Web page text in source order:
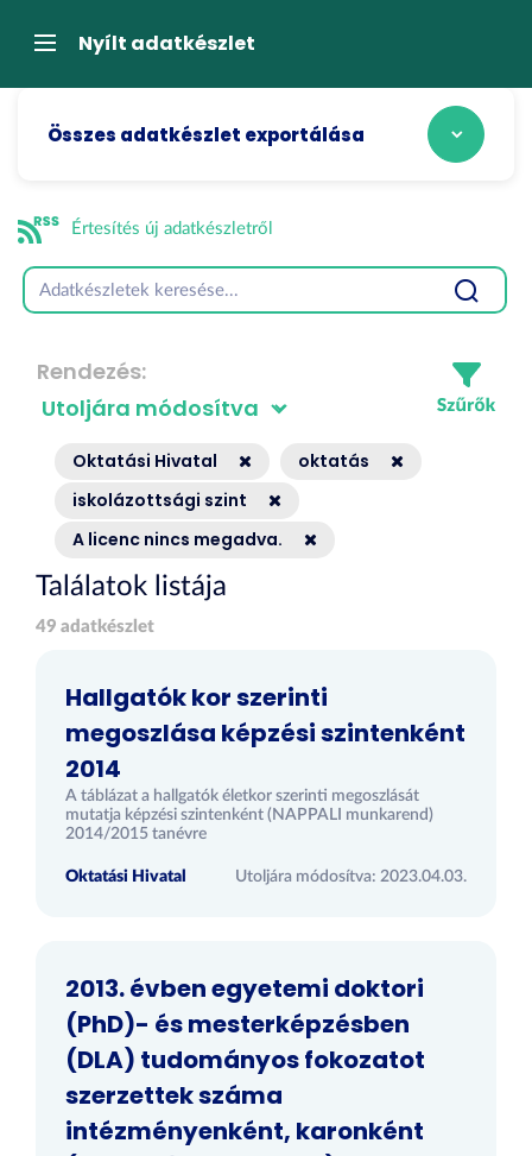
átugrásaNavigációNyílt adatkészlet
Összes adatkészlet exportálása
Értesítés új adatkészletről
Rendezés
Oktatási Hivatal
oktatás
iskolázottsági szint
A licenc nincs megadva.
Találatok listája
49 adatkészlet
Hallgatók kor szerinti
megoszlása képzési szintenként
2014
A táblázat a hallgatók életkor szerinti megoszlását
mutatja képzési szintenként (NAPPALI munkarend)
2014/2015 tanévre
Oktatási Hivatal Utoljára módosítva: 2023.04.03.
2013. évben egyetemi doktori
(PhD)- és mesterképzésben
(DLA) tudományos fokozatot
szerzettek száma
intézményenként, karonként